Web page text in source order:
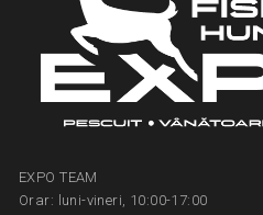
EXPO TEAM
Orar: luni-vineri, 10:00-17:00